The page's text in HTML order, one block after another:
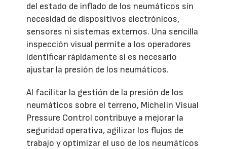
del estado de inflado de los neumáticos sin
necesidad de dispositivos electrónicos,
sensores ni sistemas externos. Una sencilla
inspección visual permite a los operadores
identificar rápidamente si es necesario
ajustar la presión de los neumáticos.
Al facilitar la gestión de la presión de los
neumáticos sobre el terreno, Michelin Visual
Pressure Control contribuye a mejorar la
seguridad operativa, agilizar los flujos de
trabajo y optimizar el uso de los neumáticos